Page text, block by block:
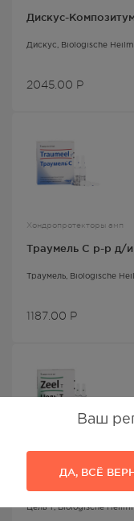
Ваш
ДА, ВСЁ
Дискус-
Дискус , Biologische
2045.00 Р
Хондропротекторы амп
Траумель С р-р д/
Траумель, Biologische
1187.00 Р
Хондропротекторы амп
Цель Т р-р д/ин
Цель Т, Biologische